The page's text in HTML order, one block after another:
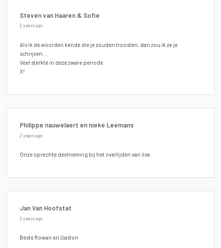
Steven van Haaren & Sofie
2 years ago
Als ik de woorden kende die je zouden troosten, dan zou ik ze je
schrijven. ...
Veel sterkte in deze zware periode.
X!
Philippe nauwelaert en nieke Leemans
2 years ago
Onze oprechte deelneming bij het overlijden van ilse.
Jan Van Hoofstat
2 years ago
Beste Rowan en Gaston